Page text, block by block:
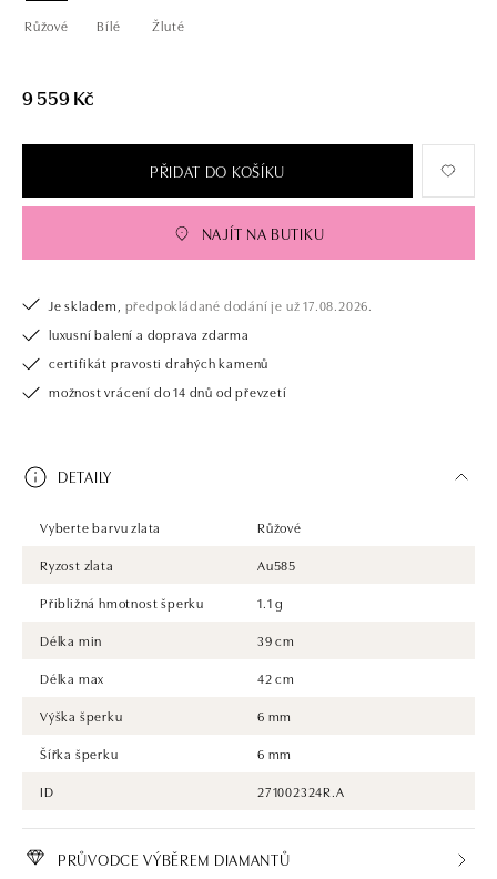
Růžové Bílé Žluté
9 559 Kč
PŘIDAT DO KOŠÍKU
NAJÍT NA BUTIKU
Je skladem, předpokládané dodání je už 17.08.2026.
luxusní balení a doprava zdarma
certifikát pravosti drahých kamenů
možnost vrácení do 14 dnů od převzetí
DETAILY
Vyberte barvu zlata
Růžové
Ryzost zlata
Au585
Přibližná hmotnost šperku
1.1 g
Délka min
39 cm
Délka max
42 cm
Výška šperku
6 mm
Šířka šperku
6 mm
ID
271002324R.A
PRŮVODCE VÝBĚREM DIAMANTŮ